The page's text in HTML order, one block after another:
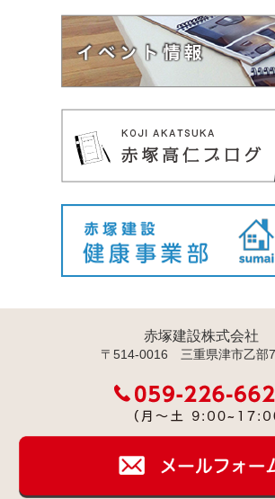
赤塚建設株式会社
〒514-0016 三重県津市乙部